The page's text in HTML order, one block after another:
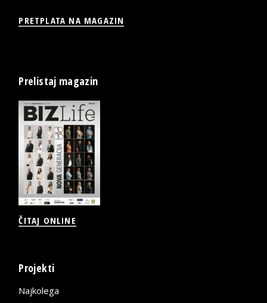
PRETPLATA NA MAGAZIN
Prelistaj magazin
ČITAJ ONLINE
Projekti
Najkolega